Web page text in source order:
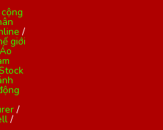
/
giới
/
/